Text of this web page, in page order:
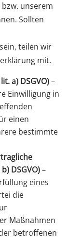
unserem
Sollten
teilen wir
mit.
a) DSGVO)–
Einwilligung in
einen
bestimmte
DSGVO)–
eines
die
Maßnahmen
betroffenen